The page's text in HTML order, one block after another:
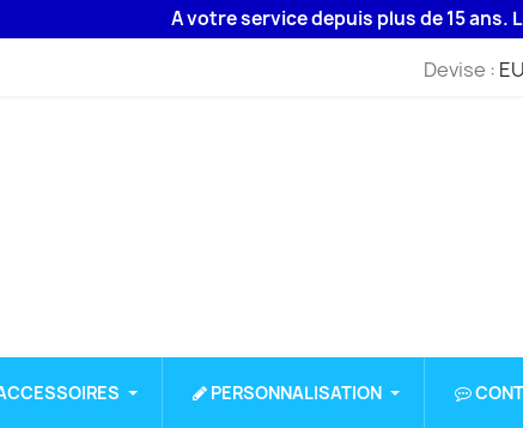
A votre service depuis plus de 15 ans.
Devise :
PERSONNALISATION